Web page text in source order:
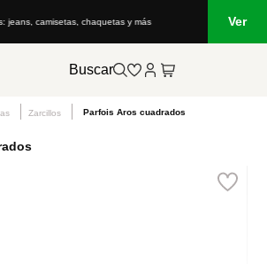
jeans, camisetas, chaquetas y más Ver
Buscar
Zarcillos Parfois Aros cuadrados